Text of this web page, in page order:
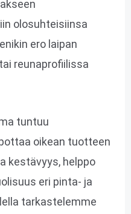
olosuhteisiinsa
ero laipan
reunaprofiilissa
tuntuu
oikean tuotteen
kestävyys, helppo
eri pinta- ja
tarkastelemme